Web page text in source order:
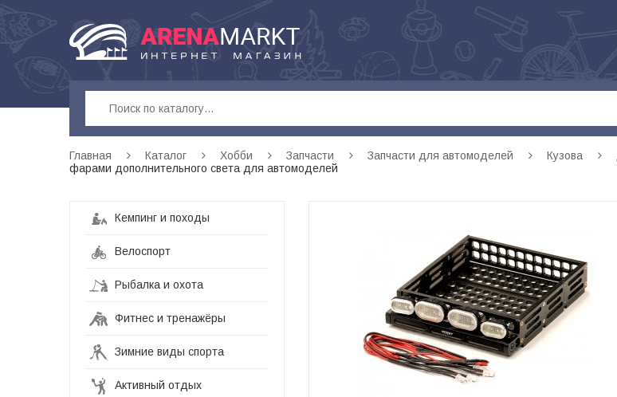
Главная Каталог Хобби Запчасти Запчасти для автомоделей Кузова
фарами дополнительного света для автомоделей
Кемпинг и походы
Велоспорт
Рыбалка и охота
Фитнес и тренажёры
Зимние виды спорта
Активный отдых